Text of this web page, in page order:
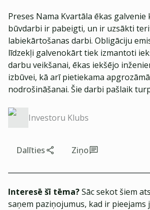
Preses Nama Kvartāla ēkas
būvdarbi ir pabeigti, un ir uzsākti
labiekārtošanas darbi. Obligāciju
līdzekļi galvenokārt tiek izmantoti
darbu veikšanai, ēkas iekšējo
izbūvei, kā arī pietiekama
nodrošināšanai. Šie darbi pašlaik
Investoru Klubs
Dalīties Ziņo
Interesē šī tēma?Sāc sekot šiem
saņem paziņojumus, kad ir pieejams